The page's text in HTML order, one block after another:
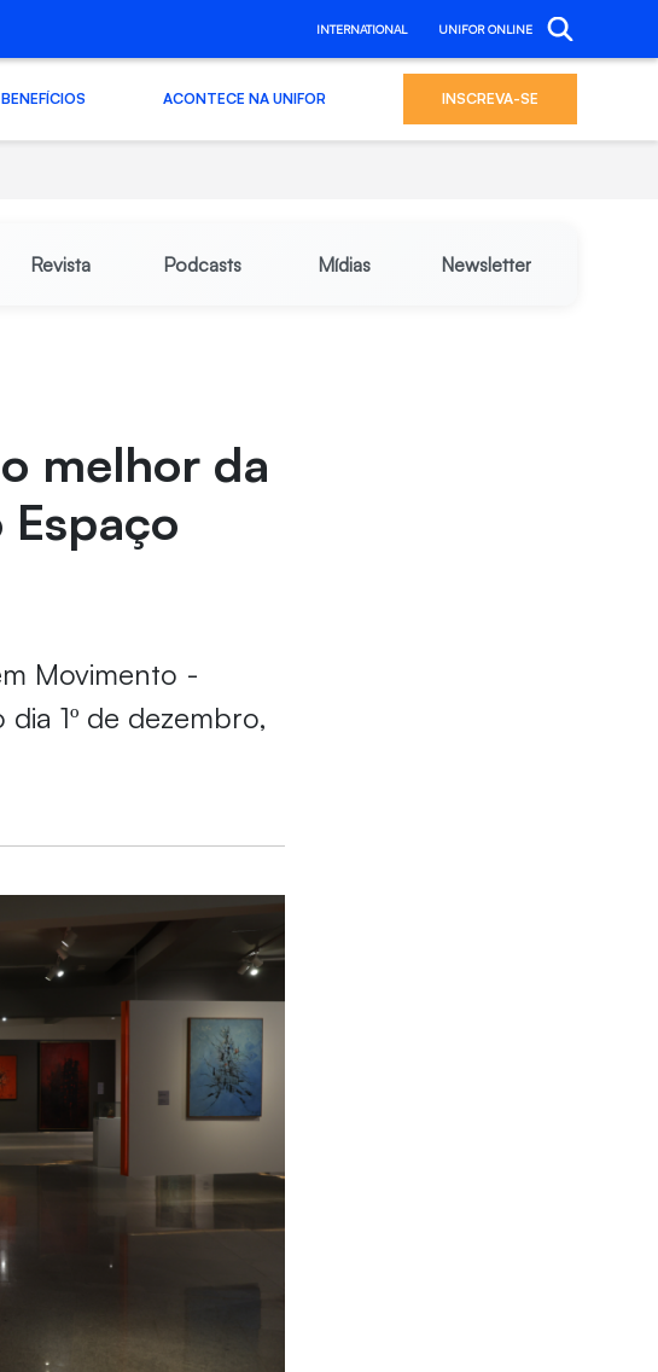
INTERNATIONAL UNIFOR ONLINE
ACONTECE NA UNIFOR INSCREVA-SE
Revista Podcasts Mídias Newsletter
melhor da
Movimento -
1º de dezembro,